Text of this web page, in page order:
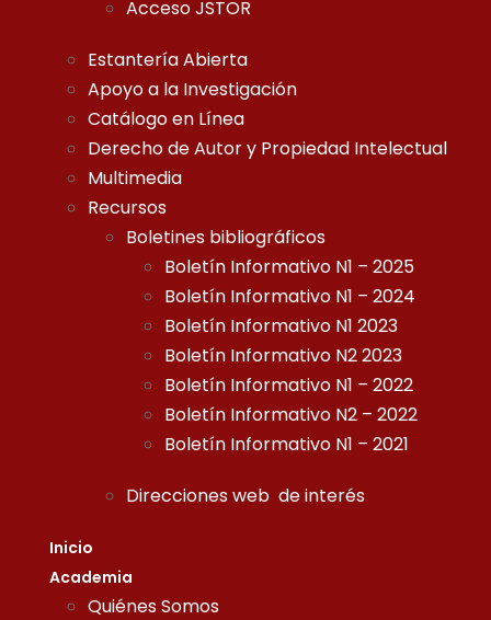
Acceso JSTOR
Estantería Abierta
Apoyo a la Investigación
Catálogo en Línea
Derecho de Autor y Propiedad Intelectual
Multimedia
Recursos
Boletines bibliográficos
Boletín Informativo N1 – 2025
Boletín Informativo N1 – 2024
Boletín Informativo N1 2023
Boletín Informativo N2 2023
Boletín Informativo N1 – 2022
Boletín Informativo N2 – 2022
Boletín Informativo N1 – 2021
Direcciones web de interés
Inicio
Academia
Quiénes Somos